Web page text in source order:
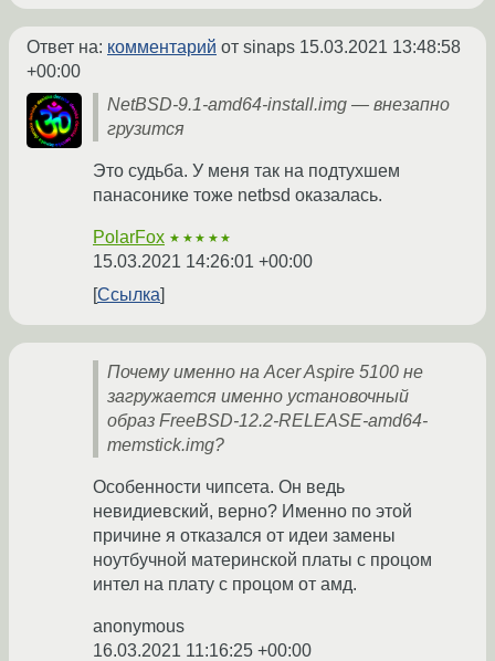
Ответ на: комментарий от sinaps 15.03.2021 13:48:58
+00:00
NetBSD-9.1-amd64-install.img — внезапно
грузится
Это судьба. У меня так на подтухшем
панасонике тоже netbsd оказалась.
PolarFox ★★★★★
15.03.2021 14:26:01 +00:00
Ссылка
Почему именно на Acer Aspire 5100 не
загружается именно установочный
образ FreeBSD-12.2-RELEASE-amd64-
memstick.img?
Особенности чипсета. Он ведь
невидиевский, верно? Именно по этой
причине я отказался от идеи замены
ноутбучной материнской платы с процом
интел на плату с процом от амд.
anonymous
16.03.2021 11:16:25 +00:00